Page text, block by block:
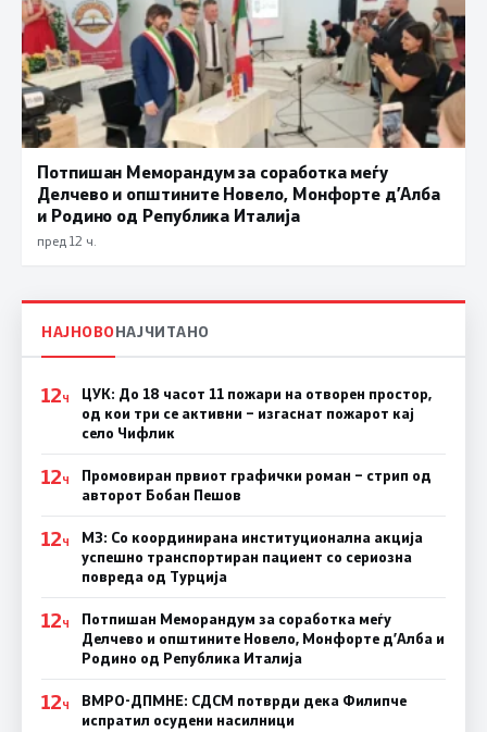
Потпишан Меморандум за соработка меѓу
Делчево и општините Новело, Монфорте д’Алба
и Родино од Република Италија
пред 12 ч.
НАЈНОВОНАЈЧИТАНО
12Ч
ЦУК: До 18 часот 11 пожари на отворен простор,
од кои три се активни – изгаснат пожарот кај
село Чифлик
12Ч
Промовиран првиот графички роман – стрип од
авторот Бобан Пешов
12Ч
МЗ: Со координирана институционална акција
успешно транспортиран пациент со сериозна
повреда од Турција
12Ч
Потпишан Меморандум за соработка меѓу
Делчево и општините Новело, Монфорте д’Алба и
Родино од Република Италија
12Ч
ВМРО-ДПМНЕ: СДСM потврди дека Филипче
испратил осудени насилници